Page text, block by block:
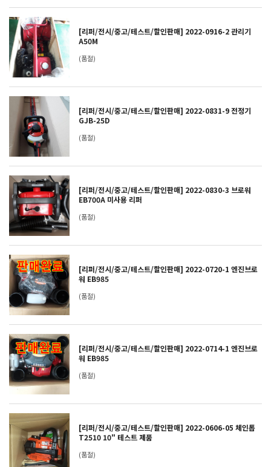
[리퍼/전시/중고/테스트/할인판매] 2022-0916-2 관리기
A50M
(품절)
[리퍼/전시/중고/테스트/할인판매] 2022-0831-9 전정기
GJB-25D
(품절)
[리퍼/전시/중고/테스트/할인판매] 2022-0830-3 브로워
EB700A 미사용 리퍼
(품절)
[리퍼/전시/중고/테스트/할인판매] 2022-0720-1 엔진브로
워 EB985
(품절)
[리퍼/전시/중고/테스트/할인판매] 2022-0714-1 엔진브로
워 EB985
(품절)
[리퍼/전시/중고/테스트/할인판매] 2022-0606-05 체인톱
T2510 10" 테스트 제품
(품절)